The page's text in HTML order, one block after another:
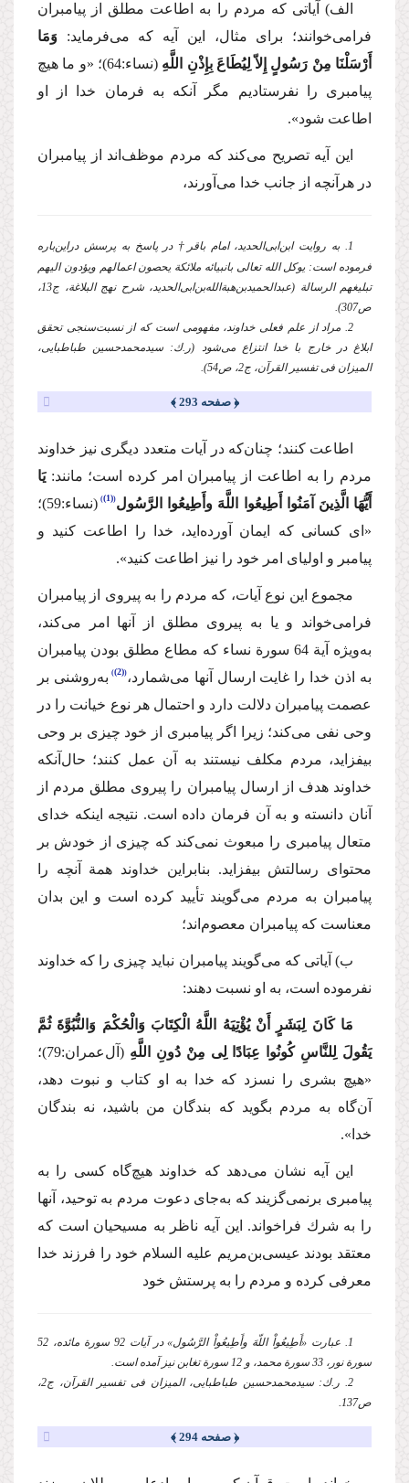
الف) آیاتی كه مردم را به اطاعت مطلق از پیامبران
فرامی‌خوانند؛ برای مثال، این آیه كه می‌فرماید: وَمَا
أَرْسَلْنَا مِنْ رَسُولٍ إِلاّ لِیُطَاعَ بِإِذْنِ اللَّهِ (نساء:64)؛
«و ما هیچ
پیامبری را نفرستادیم مگر آنكه به فرمان خدا از او
اطاعت شود».
این آیه تصریح می‌كند كه مردم موظف‌اند از پیامبران
در هرآنچه از جانب خدا می‌آورند،
1. به روایت ابن‌ابی‌الحدید، امام باقر † در پاسخ به پرسش دراین‌باره
فرموده‌ است: یوكل الله تعالی بانبیائه ملائكة یحصون اعمالهم ویؤدون الیهم
تبلیغهم الرسالة (عبدالحمیدبن‌هبةالله‌بن‌ابی‌الحدید، شرح نهج البلاغة، ج13،
ص307).
2. مراد از علم فعلی خداوند، مفهومی است كه از نسبت‌سنجی تحقق
ابلاغ در خارج با خدا انتزاع می‌شود (ر.ك: سیدمحمدحسین طباطبایی،
المیزان فی تفسیر القرآن، ج2، ص54).
﴿ صفحه 293 ﴾
اطاعت كنند؛ چنان‌كه در آیات متعدد دیگری نیز خداوند
مردم را به اطاعت از پیامبران امر كرده است؛ مانند:یَا
أَیُّهَا الَّذِینَ آمَنُوا أَطِیعُوا اللَّهَ وأَطِیعُوا الرَّسُول (1)
(نساء:59)؛
«ای كسانی كه ایمان آورده‌اید، خدا را اطاعت كنید و
پیامبر و اولیای امر خود را نیز اطاعت كنید».
مجموع این نوع آیات، كه مردم را به پیروی از پیامبران
فرامی‌خواند و یا به پیروی مطلق از آنها امر می‌كند،
به‌ویژه آیة 64 سورة نساء كه مطاع مطلق بودن پیامبران
به اذن خدا را غایت ارسال آنها می‌شمارد، (2)
به‌روشنی بر
عصمت پیامبران دلالت دارد و احتمال هر نوع خیانت را در
وحی نفی می‌كند؛ زیرا اگر پیامبری از خود چیزی بر وحی
بیفزاید، مردم مكلف نیستند به آن عمل كنند؛ حال‌آنكه
خداوند هدف از ارسال پیامبران را پیروی مطلق مردم از
آنان دانسته و به آن فرمان د‌اده است. نتیجه اینكه خدای
متعال پیامبری را مبعوث نمی‌كند كه چیزی از خودش بر
محتوای رسالتش بیفزاید. بنابراین خداوند همة آنچه را
پیامبران به مردم می‌گویند تأیید كرده است و این بدان
معناست كه پیامبران معصوم‌اند؛
ب) آیاتی كه می‌گویند پیامبران نباید چیزی را كه خداوند
نفرموده است، به او نسبت دهند:
مَا كَانَ لِبَشَرٍ أَنْ یُؤْتِیَهُ اللَّهُ الْكِتَابَ وَالْحُكْمَ وَالنُّبُوَّةَ ثُمَّ
یَقُولَ لِلنَّاسِ كُونُوا عِبَادًا لِی مِنْ دُونِ اللَّهِ (آل‌عمران:79)؛
«هیچ بشری را نسزد كه خدا به او كتاب و نبوت دهد،
آن‌گاه به مردم بگوید كه بندگان من باشید، نه بندگان
خدا».
این آیه نشان می‌دهد كه خداوند هیچ‌گاه كسی را به
پیامبری برنمی‌گزیند كه به‌جای دعوت مردم به توحید، آنها
را به شرك فراخواند. این آیه ناظر به مسیحیان است كه
معتقد بودند عیسی‌بن‌مریم علیه السلام خود را فرزند خدا
معرفی كرده و مردم را به پرستش خود
1. عبارت «أَطِیعُواْ اللّهَ وأَطِیعُواْ الرَّسُول» در آیات 92 سورة مائده، 52
سورة نور، 33 سورة محمد، و 12 سورة تغابن نیز آمده است.
2. ر.ك: سیدمحمدحسین طباطبایی، المیزان فی تفسیر القرآن، ج2،
ص137.
﴿ صفحه 294 ﴾